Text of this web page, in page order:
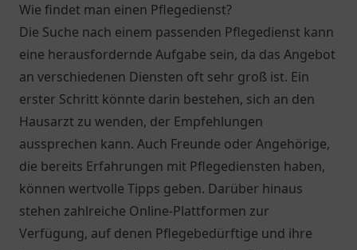
Wie findet man einen Pflegedienst?
Die Suche nach einem passenden Pflegedienst kann
eine herausfordernde Aufgabe sein, da das Angebot
an verschiedenen Diensten oft sehr groß ist. Ein
erster Schritt könnte darin bestehen, sich an den
Hausarzt zu wenden, der Empfehlungen
aussprechen kann. Auch Freunde oder Angehörige,
die bereits Erfahrungen mit Pflegediensten haben,
können wertvolle Tipps geben. Darüber hinaus
stehen zahlreiche Online-Plattformen zur
Verfügung, auf denen Pflegebedürftige und ihre